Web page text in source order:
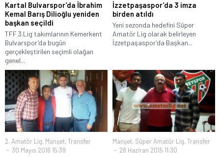
Kartal Bulvarspor’da İbrahim
Kemal Barış Dilioğlu yeniden
başkan seçildi
TFF 3.Lig takımlarının Kemerkent
Bulvarspor’da bugün
gerçekleştirilen seçimli olağan
genel...
İzzetpaşaspor’da 3 imza
birden atıldı
Yeni sezonda hedefini Süper
Amatör Lig olarak belirleyen
İzzetpaşaspor’da Başkan...
2. Amatör Lig, Manşet, Transfer
30 Mayıs 2016 15:39
Manşet, Süper Amatör Lig, Transfer
28 Haziran 2015 11:30